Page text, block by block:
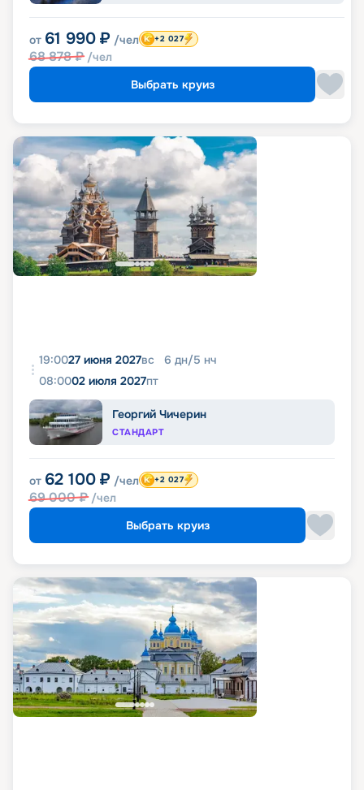
от 61 990 ₽ /чел
68 878₽ /чел
+2 027
Выбрать круиз
19:0027 июня 2027вс 6 дн/5 нч
08:0002 июля 2027пт
Георгий Чичерин
СТАНДАРТ
от 62 100 ₽ /чел
69 000₽ /чел
+2 027
Выбрать круиз